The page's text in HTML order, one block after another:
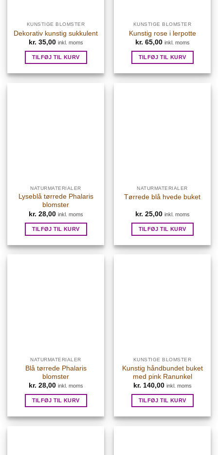
KUNSTIGE BLOMSTER
Dekorativ kunstig sukkulent
kr. 35,00 inkl. moms
TILFØJ TIL KURV
KUNSTIGE BLOMSTER
Kunstig rose i lerpotte
kr. 65,00 inkl. moms
TILFØJ TIL KURV
NATURMATERIALER
Lyseblå tørrede Phalaris
blomster
kr. 28,00 inkl. moms
TILFØJ TIL KURV
NATURMATERIALER
Tørrede blå hvede buket
kr. 25,00 inkl. moms
TILFØJ TIL KURV
NATURMATERIALER
Blå tørrede Phalaris
blomster
kr. 28,00 inkl. moms
TILFØJ TIL KURV
KUNSTIGE BLOMSTER
Kunstig håndbundet buket
med pink Ranunkel
kr. 140,00 inkl. moms
TILFØJ TIL KURV